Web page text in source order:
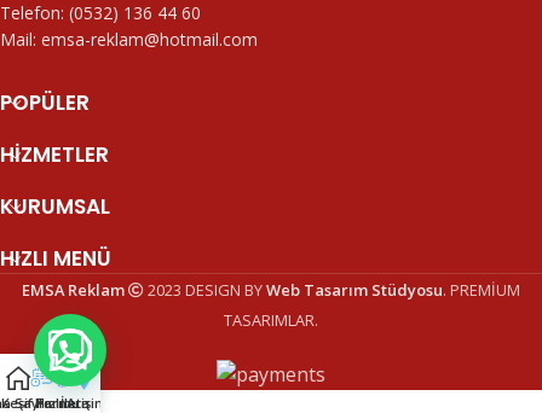
Telefon: (0532) 136 44 60
Mail: emsa-reklam@hotmail.com
POPÜLER
HIZMETLER
KURUMSAL
HIZLI MENÜ
EMSA Reklam 2023 DESIGN BYWeb Tasarım Stüdyosu. PREMİUM
TASARIMLAR.
Sayfa
Keşif Formu
Hızlı Ara
İletişim